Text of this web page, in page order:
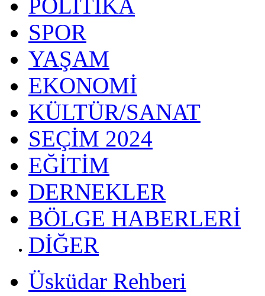
POLİTİKA
SPOR
YAŞAM
EKONOMİ
KÜLTÜR/SANAT
SEÇİM 2024
EĞİTİM
DERNEKLER
BÖLGE HABERLERİ
DİĞER
Üsküdar Rehberi